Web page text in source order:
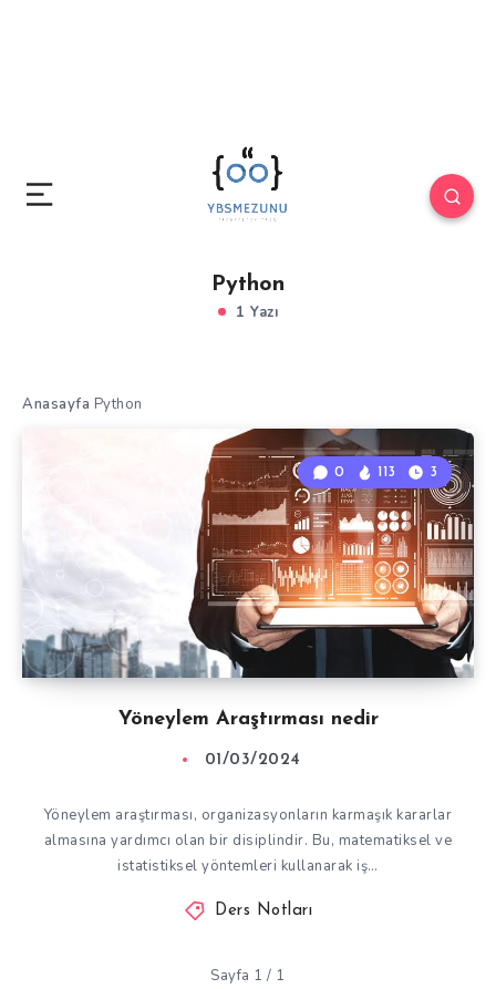
Python
1 Yazı
Anasayfa Python
Yöneylem Araştırması nedir
0 113 3
01/03/2024
Yöneylem araştırması, organizasyonların karmaşık kararlar
almasına yardımcı olan bir disiplindir. Bu, matematiksel ve
istatistiksel yöntemleri kullanarak iş…
Ders Notları
Sayfa 1 / 1